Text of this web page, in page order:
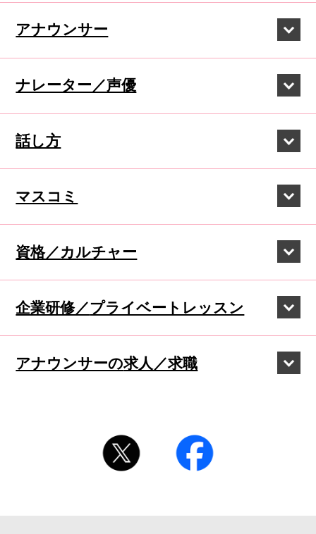
アナウンサー
ナレーター／声優
話し方
マスコミ
資格／カルチャー
企業研修／プライベートレッスン
アナウンサーの求人／求職